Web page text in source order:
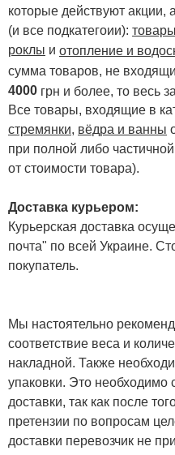
которые действуют акции,
(и все подкатегоии):
роклы и отопление и
сумма товаров, не
4000 грн и более, то весь
Все товары, входящие в
стремянки, вёдра и ванны
при полной либо
от стоимости товара).
Доставка курьером:
Курьерская доставка
почта" по всей Украине.
покупатель.
Мы настоятельно
соответствие веса и
накладной. Также
упаковки. Это необходимо
доставки, так как после
претензии по вопросам
доставки перевозчик не